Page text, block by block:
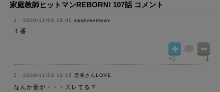
家庭教師ヒットマンREBORN! 107話 コメント
2008/11/08 19:00 saskvovmowv
１番
+0 -1
2008/11/08 19:15 雲雀さんLOVE
なんか音が・・・ズレてる？